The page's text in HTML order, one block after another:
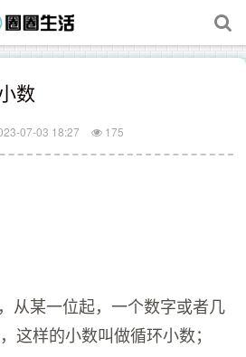
数
07-03 18:27 175
从某一位起，一个数字或者几
这样的小数叫做循环小数；